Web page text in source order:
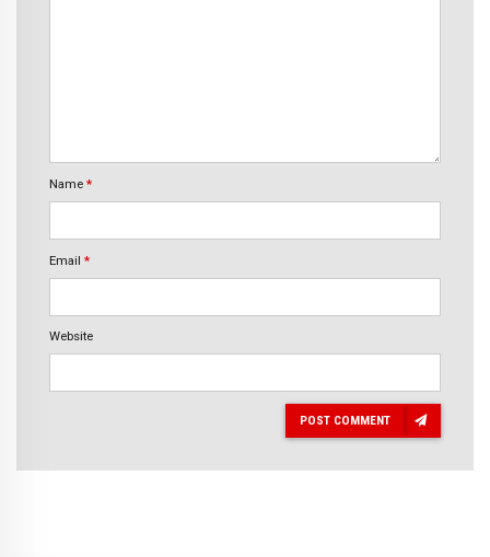
Name *
Email *
Website
POST COMMENT